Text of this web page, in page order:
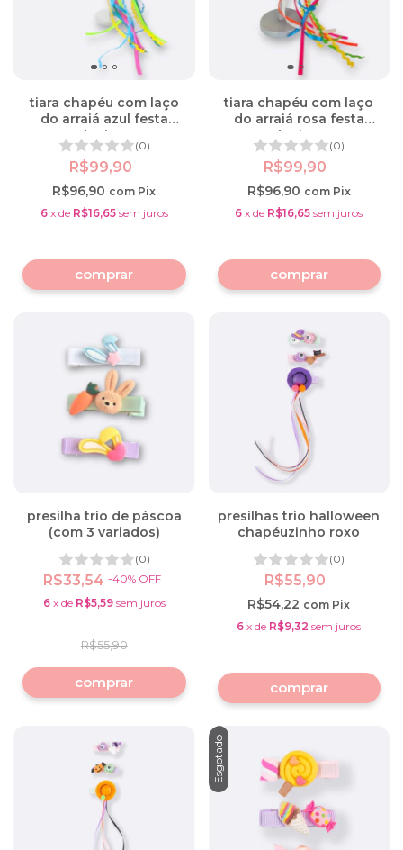
tiara chapéu com laço
do arraiá azul festa
junina
(0)
R$99,90
R$96,90 com Pix
6 x de R$16,65 sem juros
tiara chapéu com laço
do arraiá rosa festa
junina
(0)
R$99,90
R$96,90 com Pix
6 xde R$16,65 sem juros
presilha trio de páscoa
(com 3 variados)
(0)
R$33,54-40% OFF
R$55,90
6 x de R$5,59 sem juros
presilhas trio halloween
chapéuzinho roxo
(0)
R$55,90
R$54,22 com Pix
6 xde R$9,32 sem juros
Esgotado